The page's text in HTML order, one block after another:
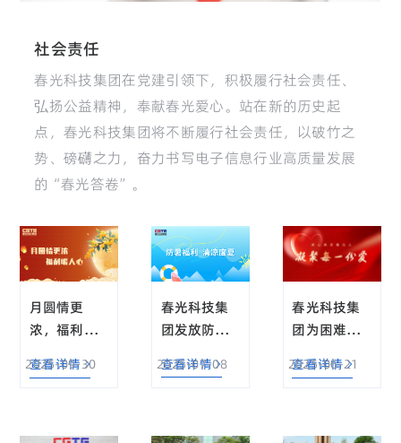
社会责任
春光科技集团在党建引领下，积极履行社会责任、
弘扬公益精神，奉献春光爱心。站在新的历史起
点，春光科技集团将不断履行社会责任，以破竹之
势、磅礴之力，奋力书写电子信息行业高质量发展
的“春光答卷”。
月圆情更
浓，福利暖
科技集团中
查看详情
2025-09-30
春光科技集
团发放防暑
员工清凉度
查看详情
2025-07-08
春光科技集
团为困难职
捐款
查看详情
2025-06-21